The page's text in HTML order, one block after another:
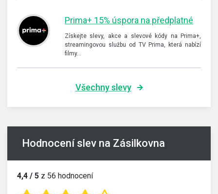
Prima+ 15% úspora na předplatné
Získejte slevy, akce a slevové kódy na Prima+,
streamingovou službu od TV Prima, která nabízí
filmy…
Všechny slevy
Hodnocení slev na Zásilkovna
4,4 / 5 z 56 hodnocení